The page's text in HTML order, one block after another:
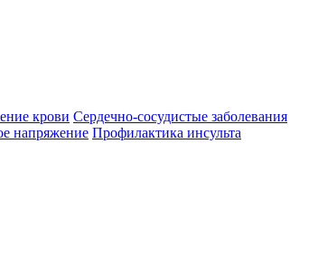
крови Сердечно-сосудистые заболевания
напряжение Профилактика инсульта